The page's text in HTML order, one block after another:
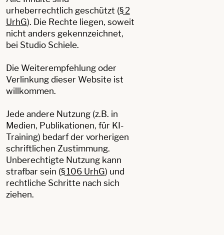
urheberrechtlich geschützt (§ 2
UrhG). Die Rechte liegen, soweit
nicht anders gekennzeichnet,
bei Studio Schiele.
Die Weiterempfehlung oder
Verlinkung dieser Website ist
willkommen.
Jede andere Nutzung (z.B. in
Medien, Publikationen, für KI-
Training) bedarf der vorherigen
schriftlichen Zustimmung.
Unberechtigte Nutzung kann
strafbar sein (§ 106 UrhG) und
rechtliche Schritte nach sich
ziehen.